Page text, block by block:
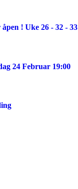
! Uke 26 - 32 - 33
24 Februar 19:00